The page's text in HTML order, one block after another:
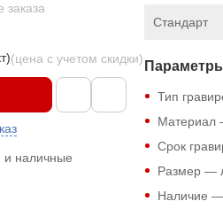
заказа
(цена с учетом скидки)
и наличные
Стандарт
Тип
Материал
Срок
Размер —
Наличие —